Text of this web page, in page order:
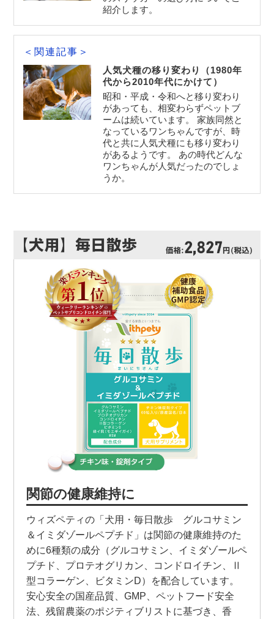
紹介します。
＜関連記事＞
人気犬種の移り変わり（1980年
代から2010年代にかけて）
昭和・平成・令和へと移り変わり
があっても、相変わらずペットブ
ームは続いています。 家族同然と
なっているワンちゃんですが、時
代と共に人気犬種にも移り変わり
があるようです。 あの時代どんな
ワンちゃんが人気だったのでしょ
うか。
関節の健康維持に
ウィズペティの「犬用・毎日散歩 グルコサミン
＆イミダゾールペプチド」は関節の健康維持のた
めに6種類の成分（グルコサミン、イミダゾールペ
プチド、プロテオグリカン、コンドロイチン、Ⅱ
型コラーゲン、ビタミンD）を配合しています。
安心安全の国産品質、GMP、ペットフード安全
法、残留農薬のポジティブリストに基づき、香